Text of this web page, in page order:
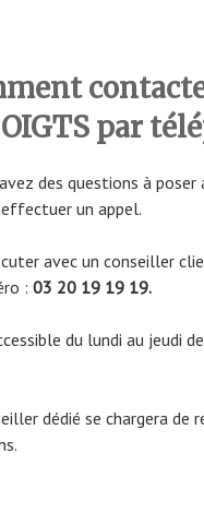
par
des questions à
un appel.
avec un conseiller
: 03 20 19 19 19.
du lundi au jeudi
dédié se chargera